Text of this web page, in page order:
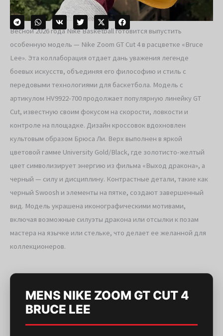
Весной 2026 года Nike Basketball готовится выпустить
особенную модель — Nike Zoom GT Cut 4 в расцветке «Bruce
Lee». Эта коллаборация отдает дань уважения легенде
боевых искусств, объединяя его философию и стиль с
передовыми технологиями для баскетбола. Модель с
артикулом HV9922-700 продолжает популярную линейку GT
Cut, известную своим фокусом на скорости, ловкости и
контроле на площадке. Дизайн кроссовок вдохновлен
культовым образом Брюса Ли. Верх выполнен в яркой
цветовой гамме University Gold/Black, где золотисто-желтый
цвет символизирует энергию из фильма «Выход дракона», а
черный — силу и дисциплину. Контрастные детали, такие как
черный Swoosh и элементы на пятке, создают завершенный
вид. Модель украшена иконографическими мотивами,
включая возможные силуэты дракона или отсылки к позам
мастера на язычке или стельке, что делает ее желанной для
коллекционеров.
MENS NIKE ZOOM GT CUT 4
BRUCE LEE